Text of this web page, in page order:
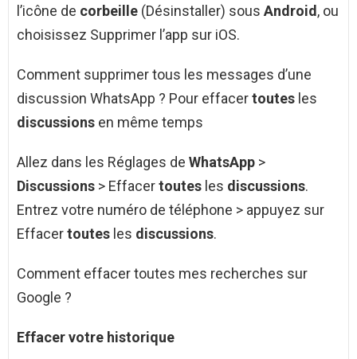
l’icône de corbeille (Désinstaller) sous Android, ou
choisissez Supprimer l’app sur iOS.
Comment supprimer tous les messages d’une
discussion WhatsApp ? Pour effacertoutes les
discussions en même temps
Allez dans les Réglages de WhatsApp >
Discussions > Effacertoutes les discussions.
Entrez votre numéro de téléphone > appuyez sur
Effacertoutes les discussions.
Comment effacer toutes mes recherches sur
Google ?
Effacer votre historique